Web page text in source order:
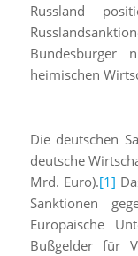
Russland
heimischen
Die deutschen
deutsche
Mrd. Euro).[1]
Sanktionen
Europäische
Bußgelder für